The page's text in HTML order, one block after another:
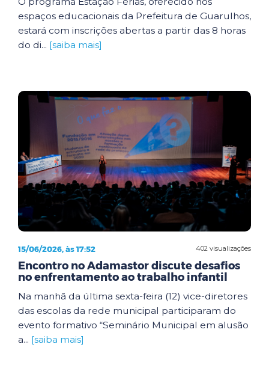
espaços educacionais da Prefeitura de Guarulhos,
estará com inscrições abertas a partir das 8 horas
do di... [saiba mais]
402 visualizações
15/06/2026, às 17:52
Encontro no Adamastor discute desafios
no enfrentamento ao trabalho infantil
Na manhã da última sexta-feira (12) vice-diretores
das escolas da rede municipal participaram do
evento formativo “Seminário Municipal em alusão
a... [saiba mais]